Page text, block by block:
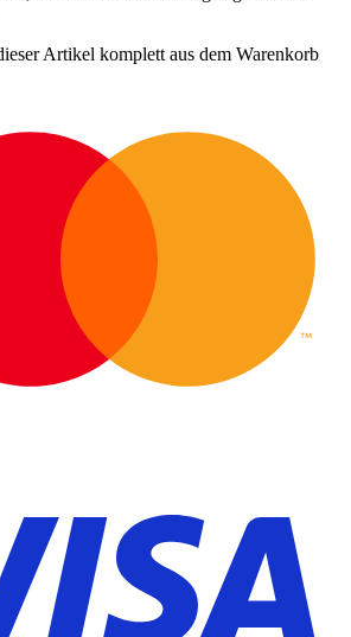
Artikel komplett aus dem Warenkorb